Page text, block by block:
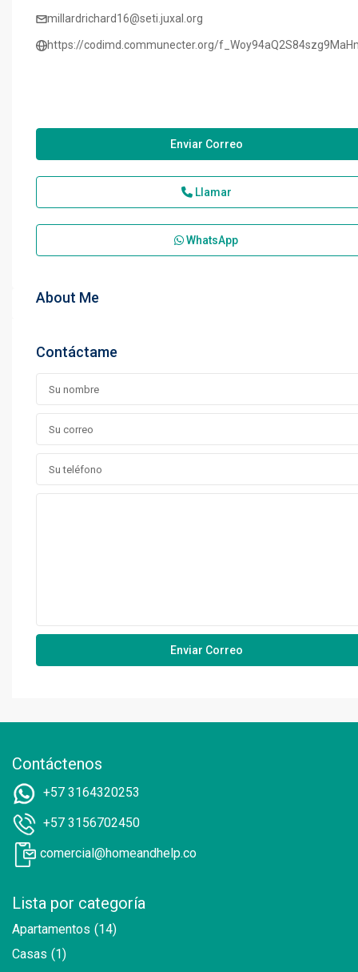
millardrichard16@seti.juxal.org
https://codimd.communecter.org/
Enviar Correo
Llamar
WhatsApp
About Me
Contáctame
Contáctenos
+57 3164320253
+57 3156702450
comercial@homeandhelp.co
Lista por categoría
Apartamentos (14)
Casas (1)